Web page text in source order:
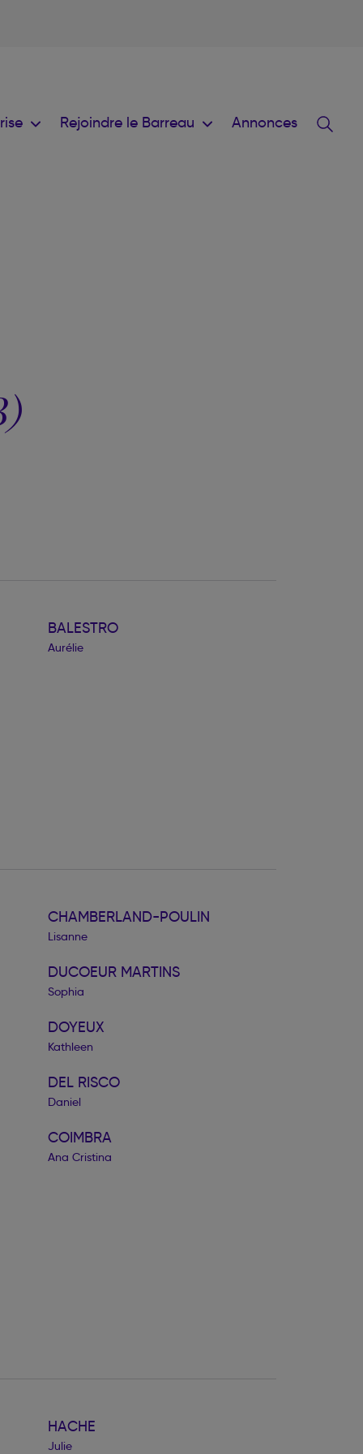
Rejoindre le Barreau Annonces
BALESTRO
Aurélie
CHAMBERLAND-POULIN
Lisanne
DUCOEUR MARTINS
Sophia
DOYEUX
Kathleen
DEL RISCO
Daniel
COIMBRA
Ana Cristina
HACHE
Julie